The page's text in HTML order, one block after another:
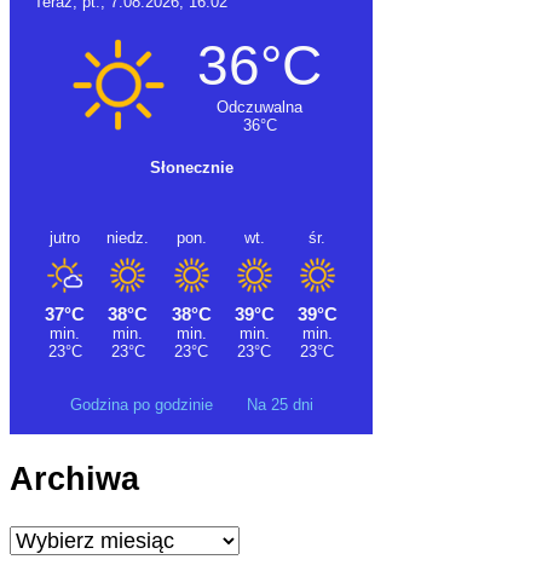
Godzina po godzinie Na 25 dni
Archiwa
Archiwa